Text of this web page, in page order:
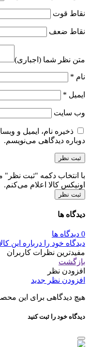
نقاط قوت
نقاط ضعف
متن نظر شما (اجباری)
نام *
ایمیل *
وب‌ سایت
ذخیره نام، ایمیل و
دوباره دیدگاهی می‌نویسم.
با انتخاب دکمه "ثبت نظر"
اونیکس کالا اعلام می‌کنم.
ثبت نظر
دیدگاه ها
0 دیدگاه ها
دیدگاه خود را درباره این
مفیدترین نظرات کاربران
بازگشت
افزودن نظر
افزودن نظر جدید
هیچ دیدگاهی برای این
دیدگاه خود را ثبت کنید